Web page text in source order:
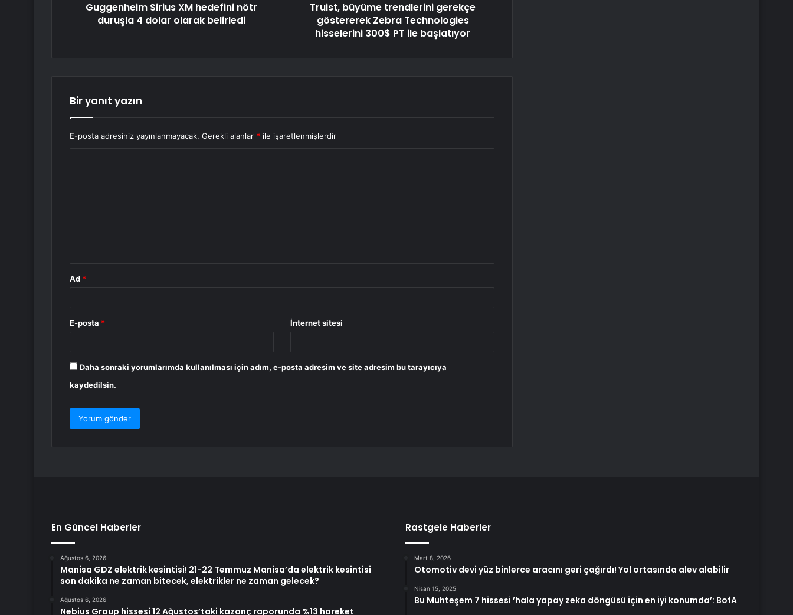
Guggenheim Sirius XM hedefini nötr
duruşla 4 dolar olarak belirledi
Truist, büyüme trendlerini gerekçe
göstererek Zebra Technologies
hisselerini 300$ PT ile başlatıyor
Bir yanıt yazın
E-posta adresiniz yayınlanmayacak. Gerekli alanlar * ile işaretlenmişlerdir
Ad *
E-posta * İnternet sitesi
Daha sonraki yorumlarımda kullanılması için adım, e-posta adresim ve site adresim bu tarayıcıya
kaydedilsin.
En Güncel Haberler
Ağustos 6, 2026
Manisa GDZ elektrik kesintisi! 21-22 Temmuz Manisa’da elektrik kesintisi
son dakika ne zaman bitecek, elektrikler ne zaman gelecek?
Ağustos 6, 2026
Nebius Group hissesi 12 Ağustos’taki kazanç raporunda %13 hareket
Rastgele Haberler
Mart 8, 2026
Otomotiv devi yüz binlerce aracını geri çağırdı! Yol ortasında alev alabilir
Nisan 15, 2025
Bu Muhteşem 7 hissesi ’hala yapay zeka döngüsü için en iyi konumda’: BofA